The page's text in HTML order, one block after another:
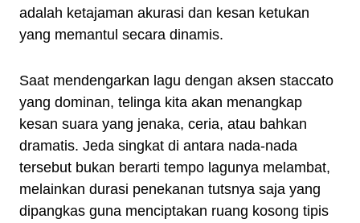
adalah ketajaman akurasi dan kesan ketukan
yang memantul secara dinamis.
Saat mendengarkan lagu dengan aksen staccato
yang dominan, telinga kita akan menangkap
kesan suara yang jenaka, ceria, atau bahkan
dramatis. Jeda singkat di antara nada-nada
tersebut bukan berarti tempo lagunya melambat,
melainkan durasi penekanan tutsnya saja yang
dipangkas guna menciptakan ruang kosong tipis